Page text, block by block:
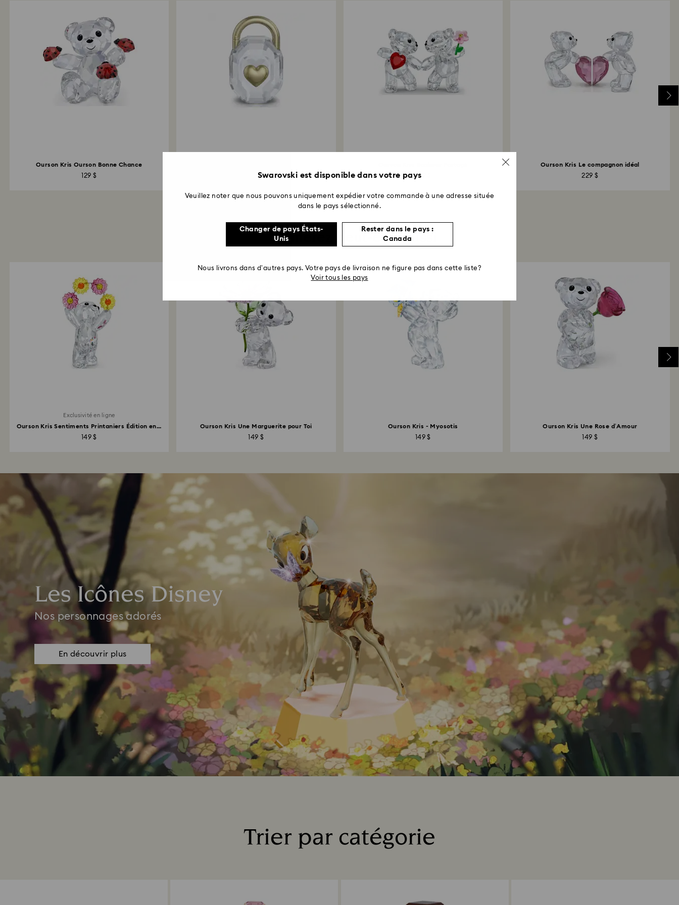
Ourson Kris Ourson Bonne Chance
129 $ 149 $ 229 $
Ourson Kris Le compagnon idéal
229 $
Vous aimerez peut-être aussi
Exclusivité en ligne
Ourson Kris Sentiments Printaniers Édition en...
149 $
Ourson Kris Une Marguerite pour Toi
149 $
Ourson Kris - Myosotis
149 $
Ourson Kris Une Rose d’Amour
149 $
Les Icônes Disney
Nos personnages adorés
En découvrir plus
Trier par catégorie
Swarovski est disponible dans votre pays
Veuillez noter que nous pouvons uniquement expédier votre commande à une adresse située
dans le pays sélectionné.
Changer de pays États-
Unis
Rester dans le pays :
Canada
Nous livrons dans d’autres pays. Votre pays de livraison ne figure pas dans cette liste?
Voir tous les pays